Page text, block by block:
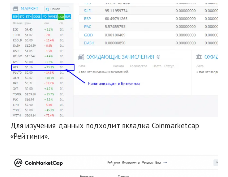
Для изучения данных подходит вкладка Coinmarketcap
«Рейтинги».